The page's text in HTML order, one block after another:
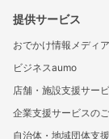
提供サービス
おでかけ情報メディ
ビジネスaumo
店舗・施設支援サー
企業支援サービスの
自治体・地域団体支